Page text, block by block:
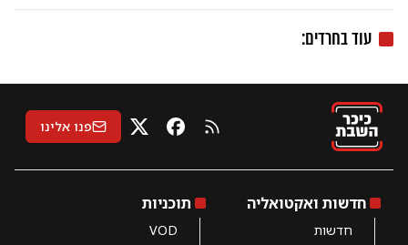
עוד בחרדים:
RSS פייסבוק
X פנו אלינו
חדשות ואקטואליה
חדשות
תוכניות
VOD